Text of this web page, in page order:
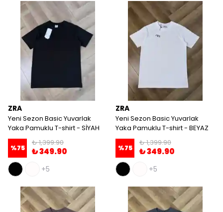
ZRA
Yeni Sezon Basic Yuvarlak
Yaka Pamuklu T-shirt - SİYAH
%75
₺ 1,399.90
₺ 349.90
+5
ZRA
Yeni Sezon Basic Yuvarlak
Yaka Pamuklu T-shirt - BEYAZ
%75
₺ 1,399.90
₺ 349.90
+5